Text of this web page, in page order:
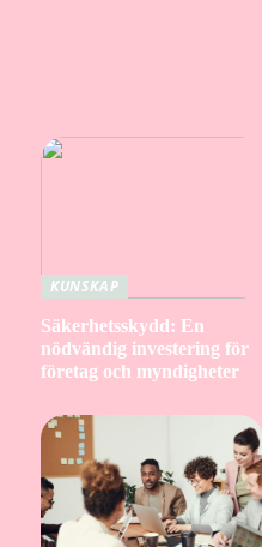
KUNSKAP
Säkerhetsskydd: En
nödvändig investering för
företag och myndigheter